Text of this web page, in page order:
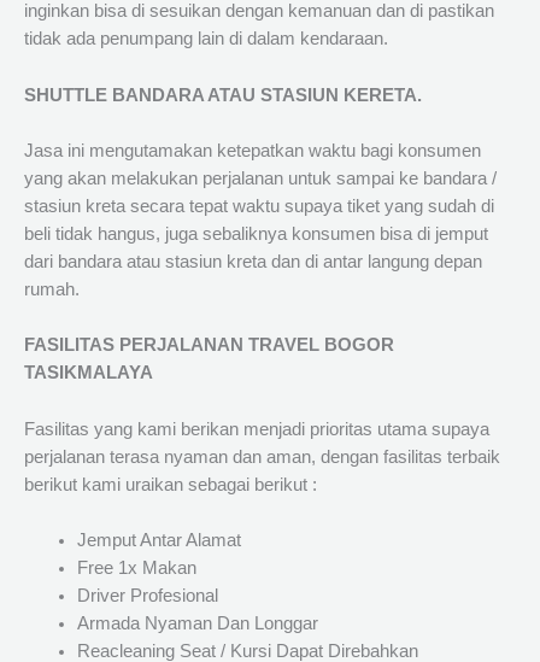
inginkan bisa di sesuikan dengan kemanuan dan di pastikan
tidak ada penumpang lain di dalam kendaraan.
SHUTTLE BANDARA ATAU STASIUN KERETA.
Jasa ini mengutamakan ketepatkan waktu bagi konsumen
yang akan melakukan perjalanan untuk sampai ke bandara /
stasiun kreta secara tepat waktu supaya tiket yang sudah di
beli tidak hangus, juga sebaliknya konsumen bisa di jemput
dari bandara atau stasiun kreta dan di antar langung depan
rumah.
FASILITAS PERJALANAN TRAVEL BOGOR
TASIKMALAYA
Fasilitas yang kami berikan menjadi prioritas utama supaya
perjalanan terasa nyaman dan aman, dengan fasilitas terbaik
berikut kami uraikan sebagai berikut :
Jemput Antar Alamat
Free 1x Makan
Driver Profesional
Armada Nyaman Dan Longgar
Reacleaning Seat / Kursi Dapat Direbahkan